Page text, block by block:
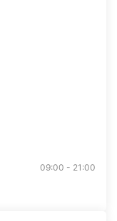
09:00 - 21:00